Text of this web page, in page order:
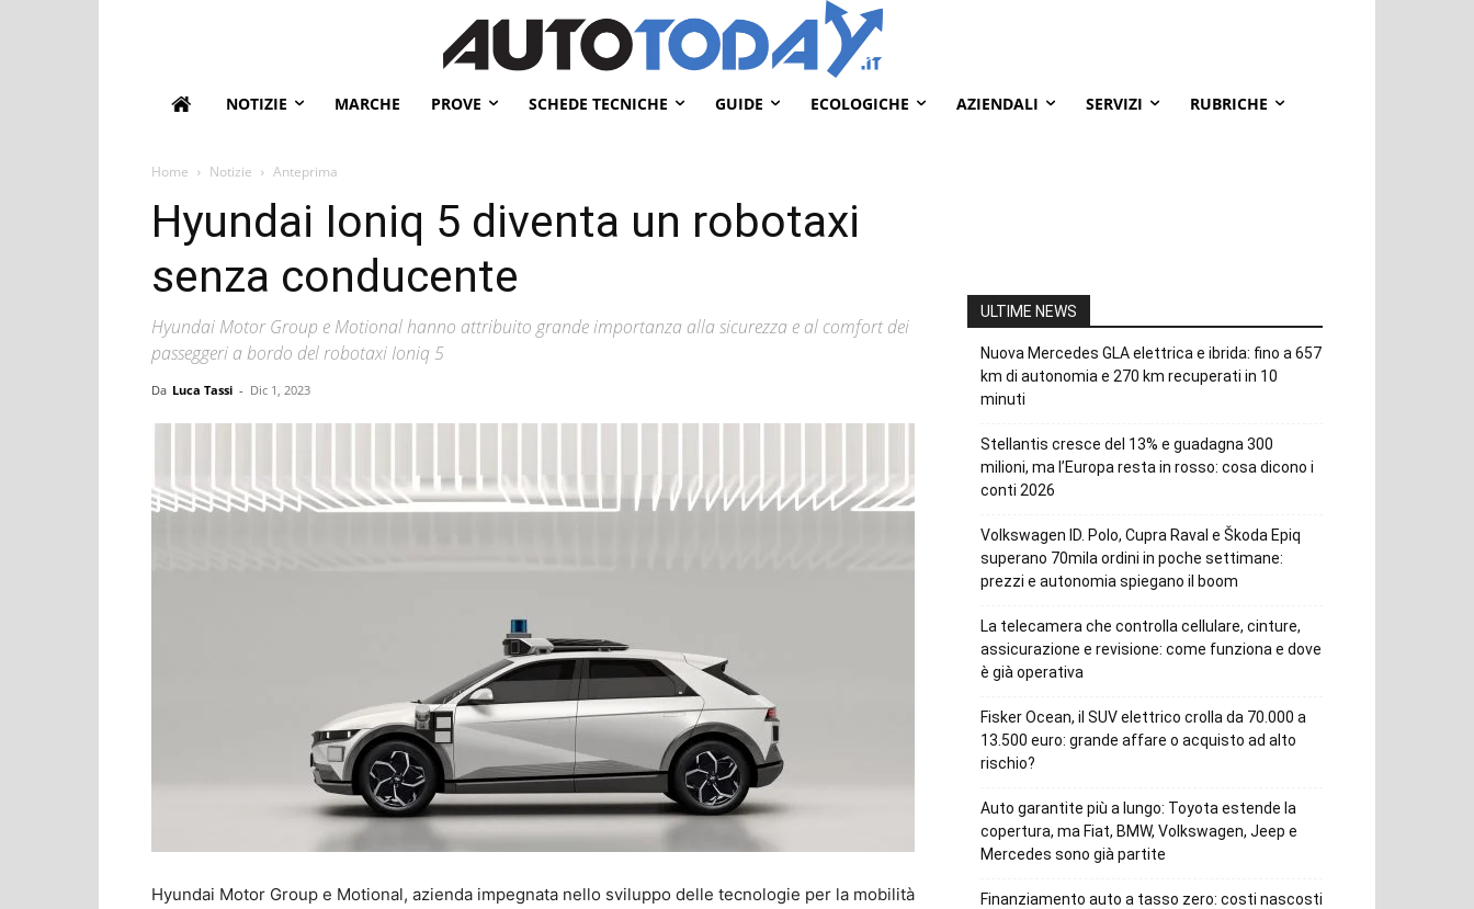
NOTIZIE MARCHE PROVE SCHEDE TECNICHE GUIDE ECOLOGICHE AZIENDALI SERVIZI RUBRICHE
Home Notizie Anteprima
Hyundai Ioniq 5 diventa un robotaxi
senza conducente
Hyundai Motor Group e Motional hanno attribuito grande importanza alla sicurezza e al comfort dei
passeggeri a bordo del robotaxi Ioniq 5
Da Luca Tassi - Dic 1, 2023
Hyundai Motor Group e Motional, azienda impegnata nello sviluppo delle tecnologie per la mobilità
ULTIME NEWS
Nuova Mercedes GLA elettrica e ibrida: fino a 657
km di autonomia e 270 km recuperati in 10
minuti
Stellantis cresce del 13% e guadagna 300
milioni, ma l’Europa resta in rosso: cosa dicono i
conti 2026
Volkswagen ID. Polo, Cupra Raval e Škoda Epiq
superano 70mila ordini in poche settimane:
prezzi e autonomia spiegano il boom
La telecamera che controlla cellulare, cinture,
assicurazione e revisione: come funziona e dove
è già operativa
Fisker Ocean, il SUV elettrico crolla da 70.000 a
13.500 euro: grande affare o acquisto ad alto
rischio?
Auto garantite più a lungo: Toyota estende la
copertura, ma Fiat, BMW, Volkswagen, Jeep e
Mercedes sono già partite
Finanziamento auto a tasso zero: costi nascosti